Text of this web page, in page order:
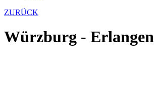
ZURÜCK
Würzburg - Erlangen